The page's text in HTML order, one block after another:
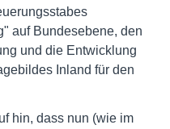
auf Bundesebene, den
und die Entwicklung
Inland für den
hin, dass nun (wie im